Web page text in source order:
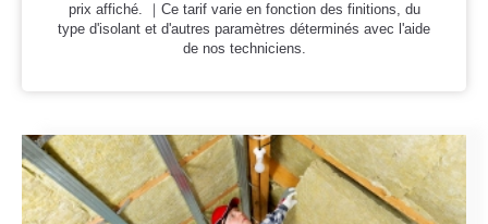
prix affiché. ｜Ce tarif varie en fonction des finitions, du
type d'isolant et d'autres paramètres déterminés avec l'aide
de nos techniciens.